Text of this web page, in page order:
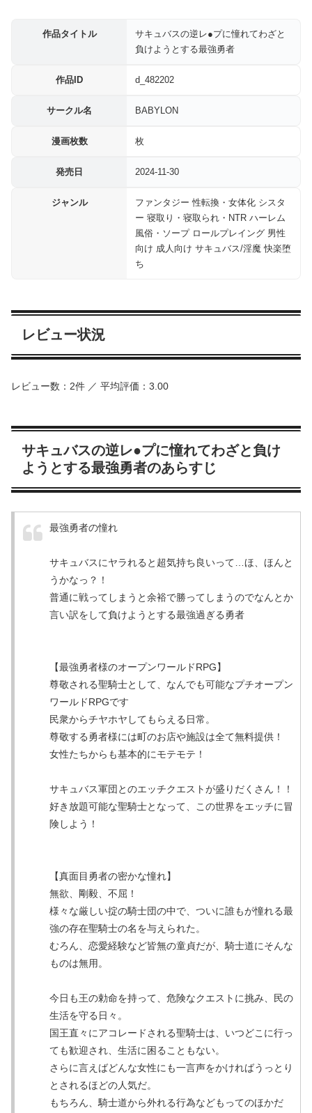
作品タイトル
サキュバスの逆レ●プに憧れてわざと
負けようとする最強勇者
作品ID d_482202
サークル名 BABYLON
漫画枚数 枚
発売日 2024-11-30
ジャンル
ファンタジー 性転換・女体化 シスタ
ー 寝取り・寝取られ・NTR ハーレム
風俗・ソープ ロールプレイング 男性
向け 成人向け サキュバス/淫魔 快楽堕
ち
レビュー状況
レビュー数：2件 ／ 平均評価：3.00
サキュバスの逆レ●プに憧れてわざと負け
ようとする最強勇者のあらすじ
最強勇者の憧れ
サキュバスにヤラれると超気持ち良いって…ほ、ほんと
うかなっ？！
普通に戦ってしまうと余裕で勝ってしまうのでなんとか
言い訳をして負けようとする最強過ぎる勇者
【最強勇者様のオープンワールドRPG】
尊敬される聖騎士として、なんでも可能なプチオープン
ワールドRPGです
民衆からチヤホヤしてもらえる日常。
尊敬する勇者様には町のお店や施設は全て無料提供！
女性たちからも基本的にモテモテ！
サキュバス軍団とのエッチクエストが盛りだくさん！！
好き放題可能な聖騎士となって、この世界をエッチに冒
険しよう！
【真面目勇者の密かな憧れ】
無欲、剛毅、不屈！
様々な厳しい掟の騎士団の中で、ついに誰もが憧れる最
強の存在聖騎士の名を与えられた。
むろん、恋愛経験など皆無の童貞だが、騎士道にそんな
ものは無用。
今日も王の勅命を持って、危険なクエストに挑み、民の
生活を守る日々。
国王直々にアコレードされる聖騎士は、いつどこに行っ
ても歓迎され、生活に困ることもない。
さらに言えばどんな女性にも一言声をかければうっとり
とされるほどの人気だ。
もちろん、騎士道から外れる行為などもってのほかだ